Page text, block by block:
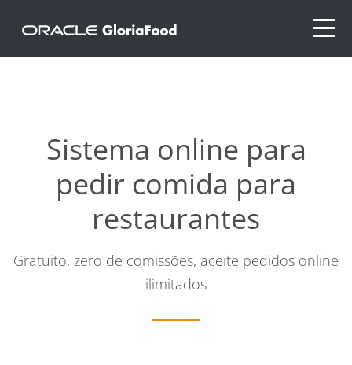
Sistema online para
pedir comida para
restaurantes
Gratuito, zero de comissões, aceite pedidos online
ilimitados